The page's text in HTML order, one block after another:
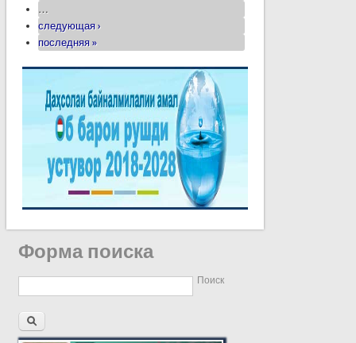
…
следующая ›
последняя »
Форма поиска
Поиск